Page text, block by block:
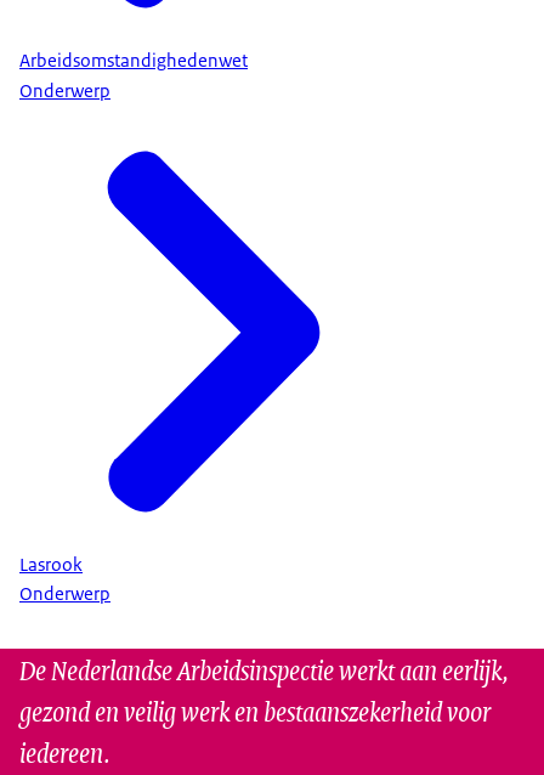
Arbeidsomstandighedenwet
Onderwerp
Lasrook
Onderwerp
De Nederlandse Arbeidsinspectie werkt aan eerlijk,
gezond en veilig werk en bestaanszekerheid voor
iedereen.